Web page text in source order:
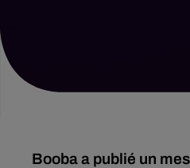
Booba a publié un